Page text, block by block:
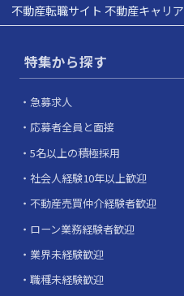
不動産転職サイト 不動産キャリア
特集から探す
急募求人
応募者全員と面接
5名以上の積極採用
社会人経験10年以上歓迎
不動産売買仲介経験者歓迎
ローン業務経験者歓迎
業界未経験歓迎
職種未経験歓迎